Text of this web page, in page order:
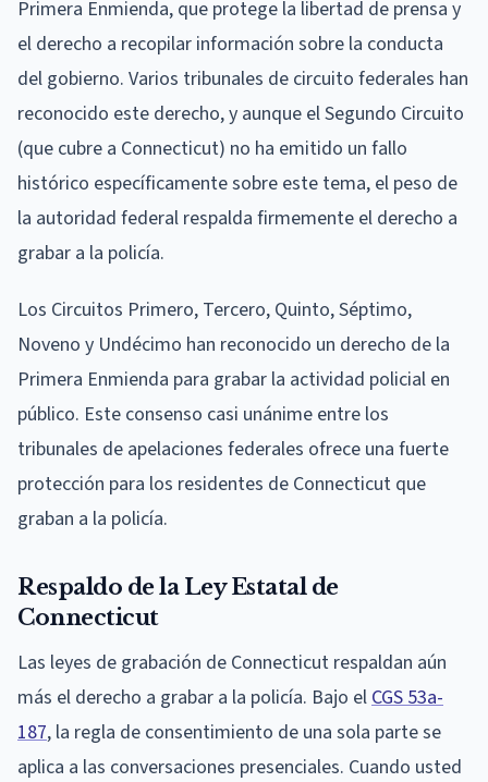
Primera Enmienda, que protege la libertad de prensa y
el derecho a recopilar información sobre la conducta
del gobierno. Varios tribunales de circuito federales han
reconocido este derecho, y aunque el Segundo Circuito
(que cubre a Connecticut) no ha emitido un fallo
histórico específicamente sobre este tema, el peso de
la autoridad federal respalda firmemente el derecho a
grabar a la policía.
Los Circuitos Primero, Tercero, Quinto, Séptimo,
Noveno y Undécimo han reconocido un derecho de la
Primera Enmienda para grabar la actividad policial en
público. Este consenso casi unánime entre los
tribunales de apelaciones federales ofrece una fuerte
protección para los residentes de Connecticut que
graban a la policía.
Respaldo de la Ley Estatal de
Connecticut
Las leyes de grabación de Connecticut respaldan aún
más el derecho a grabar a la policía. Bajo el CGS 53a-
187, la regla de consentimiento de una sola parte se
aplica a las conversaciones presenciales. Cuando usted